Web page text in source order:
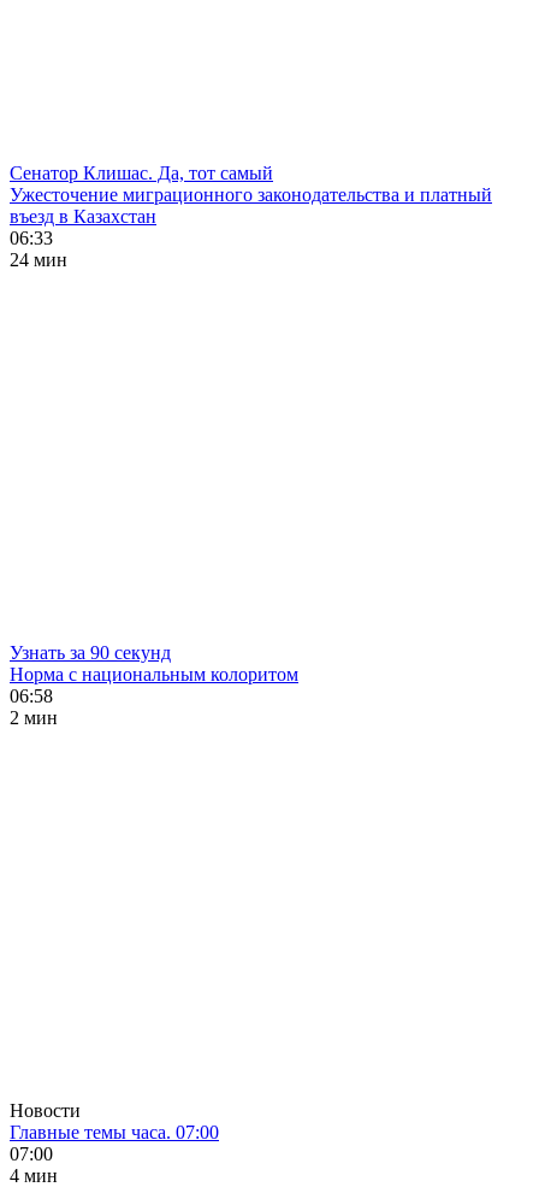
Сенатор Клишас. Да, тот самый
Ужесточение миграционного законодательства и платный
въезд в Казахстан
06:33
24 мин
Узнать за 90 секунд
Норма с национальным колоритом
06:58
2 мин
Новости
Главные темы часа. 07:00
07:00
4 мин